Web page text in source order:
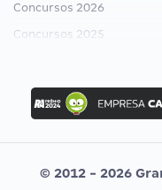
Concursos 2026
Concursos 2025
Concurso Ibama
Concurso MPU
Editais publicados
© 2012 - 2026